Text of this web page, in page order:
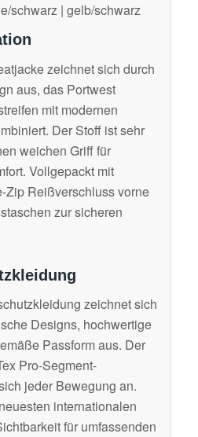
schwarz | gelb/schwarz
zeichnet sich durch
aus, das Portwest
mit modernen
Der Stoff ist sehr
weichen Griff für
Vollgepackt mit
Zip Reißverschluss vorne
zur sicheren
zeichnet sich
Designs, hochwertige
Passform aus. Der
Pro-Segment-
jeder Bewegung an.
internationalen
für umfassenden